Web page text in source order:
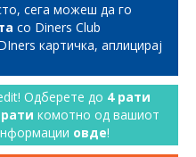
сега можеш да го
со Diners Club
картичка, аплицирај
Одберете до 4 рати
комотно од вашиот
овде!